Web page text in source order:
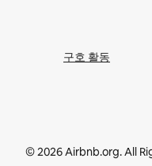
구호 활동
© 2026 Airbnb.org. All